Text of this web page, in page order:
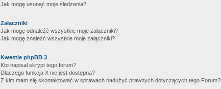
Jak mogę usunąć moje śledzenia?
Załączniki
Jak mogę odnaleźć wszystkie moje załączniki?
Jak mogę znaleźć wszystkie moje załączniki?
Kwestie phpBB 3
Kto napisał skrypt tego forum?
Dlaczego funkcja X nie jest dostępna?
Z kim mam się skontaktować w sprawach nadużyć prawnych dotyczących tego Forum?